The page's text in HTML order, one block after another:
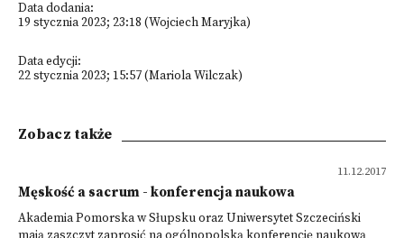
Data dodania:
19 stycznia 2023; 23:18 (Wojciech Maryjka)
Data edycji:
22 stycznia 2023; 15:57 (Mariola Wilczak)
Zobacz także
11.12.2017
Męskość a sacrum - konferencja naukowa
Akademia Pomorska w Słupsku oraz Uniwersytet Szczeciński